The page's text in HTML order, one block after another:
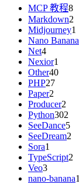
MCP 教程8
Markdown2
Midjourney1
Nano Banana
Net4
Nexior1
Other40
PHP27
Paper2
Producer2
Python302
SeeDance5
SeeDream2
Sora1
TypeScript2
Veo3
nano-banana1